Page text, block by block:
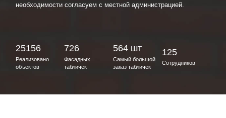
необходимости согласуем с местной администрацией.
25156
Реализовано
объектов
726
Фасадных
табличек
564 шт
Самый большой
заказ табличек
125
Сотрудников